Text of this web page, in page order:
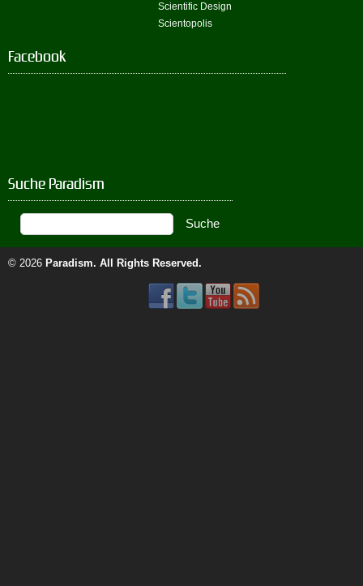
Scientific Design
Scientopolis
Facebook
Suche Paradism
© 2026 Paradism. All Rights Reserved.